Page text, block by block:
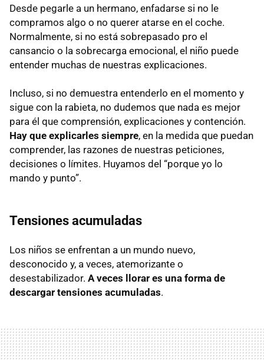
Desde pegarle a un hermano, enfadarse si no le
compramos algo o no querer atarse en el coche.
Normalmente, si no está sobrepasado pro el
cansancio o la sobrecarga emocional, el niño puede
entender muchas de nuestras explicaciones.
Incluso, si no demuestra entenderlo en el momento y
sigue con la rabieta, no dudemos que nada es mejor
para él que comprensión, explicaciones y contención.
Hay que explicarles siempre, en la medida que puedan
comprender, las razones de nuestras peticiones,
decisiones o límites. Huyamos del “porque yo lo
mando y punto”.
Tensiones acumuladas
Los niños se enfrentan a un mundo nuevo,
desconocido y, a veces, atemorizante o
desestabilizador. A veces llorar es una forma de
descargar tensiones acumuladas.